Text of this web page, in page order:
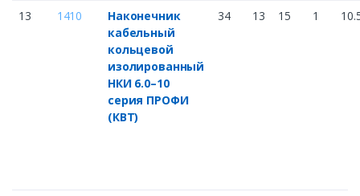
13 1410
Наконечник
кабельный
кольцевой
изолированный
НКИ 6.0–10
серия ПРОФИ
(КВТ)
34 13 15 1